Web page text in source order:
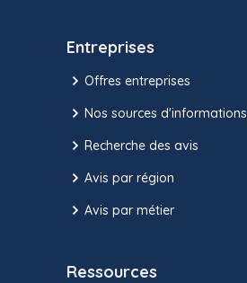
Entreprises
Offres entreprises
Nos sources d'informations
Recherche des avis
Avis par région
Avis par métier
Ressources